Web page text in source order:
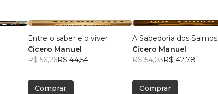
Entre o saber e o viver
Cícero Manuel
R$ 56,26R$ 44,54
Comprar
A Sabedoria dos Salmos
Cícero Manuel
R$ 54,03R$ 42,78
Comprar